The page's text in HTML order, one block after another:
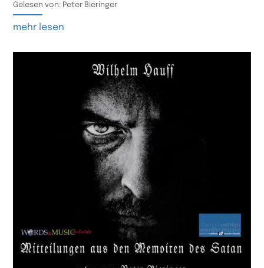
Gelesen von: Peter Bieringer
mehr lesen